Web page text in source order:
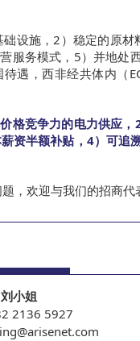
设施，2）稳定的原材
服务模式，5）并地处
遇，西非经共体内（
格竞争力的电力供应，
资半额补贴，4）可追
，欢迎与我们的招商代
刘小姐
2136 5927